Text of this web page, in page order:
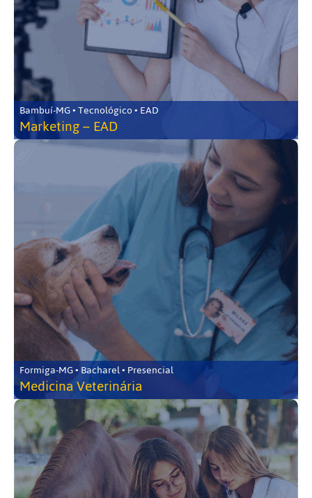
Bambuí-MG • Tecnológico • EAD
Marketing – EAD
Formiga-MG • Bacharel • Presencial
Medicina Veterinária